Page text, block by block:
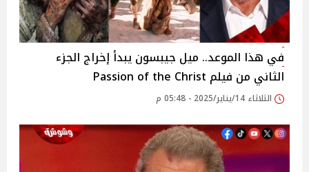
في هذا الموعد.. ميل جيبسون يبدأ إخراج الجزء
الثاني من فيلم Passion of the Christ
الثلاثاء 14/يناير/2025 - 05:48 م